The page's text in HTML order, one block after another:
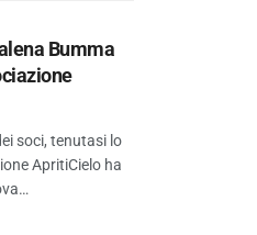
Bumma
soci, tenutasi lo
ApritiCielo ha